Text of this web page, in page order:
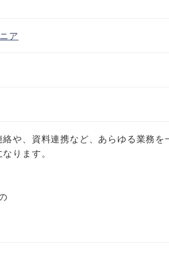
ア
や、資料連携など、あらゆる業務を
ります。